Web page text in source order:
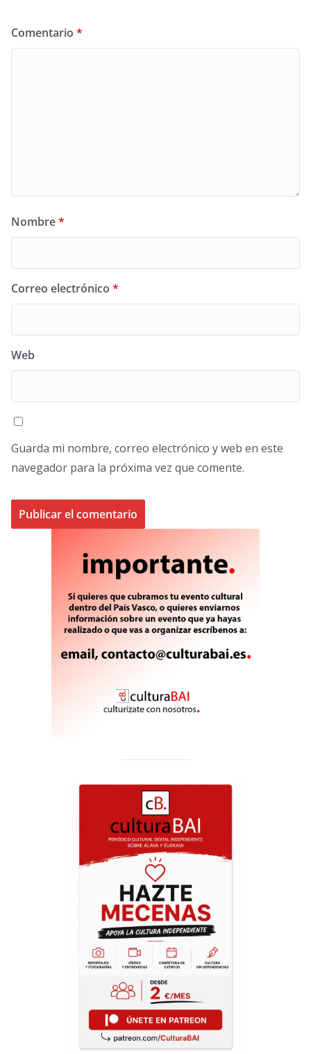
Comentario *
Nombre*
Correo electrónico *
Web
Guarda mi nombre, correo electrónico y web en este
navegador para la próxima vez que comente.